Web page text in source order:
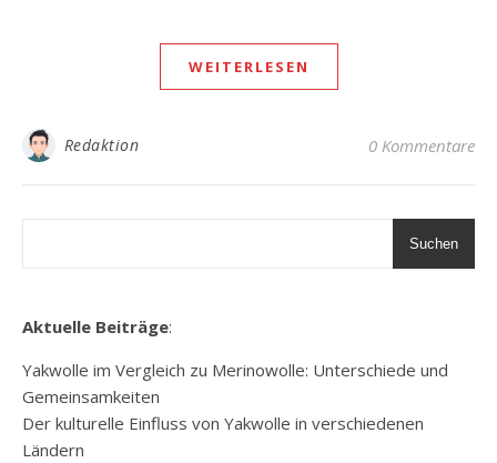
WEITERLESEN
Redaktion 0 Kommentare
Suchen
Aktuelle Beiträge:
Yakwolle im Vergleich zu Merinowolle: Unterschiede und
Gemeinsamkeiten
Der kulturelle Einfluss von Yakwolle in verschiedenen
Ländern